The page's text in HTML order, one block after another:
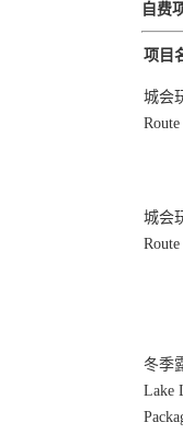
自费
项目
城会
城会
Route
冬季
Lake